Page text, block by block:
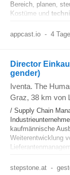
Bereich, planen,
Kostüme und
appcast.io - 4
Director
gender)
Iventa. The
Graz, 38 km von
/ Supply Chain
kaufmännische
Weiterentwicklung
stepstone.at -